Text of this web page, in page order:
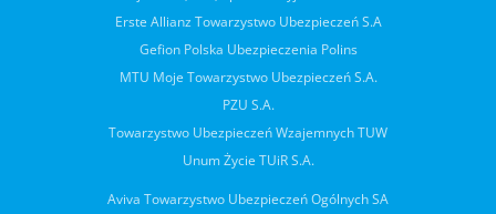
Erste Allianz Towarzystwo Ubezpieczeń S.A
Gefion Polska Ubezpieczenia Polins
MTU Moje Towarzystwo Ubezpieczeń S.A.
PZU S.A.
Towarzystwo Ubezpieczeń Wzajemnych TUW
Unum Życie TUiR S.A.
Aviva Towarzystwo Ubezpieczeń Ogólnych SA